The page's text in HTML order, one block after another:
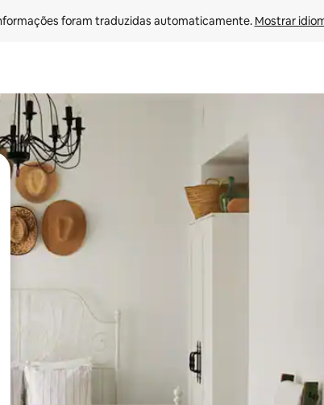
foram traduzidas automaticamente. Mostrar
as seta para cima e para baixo do teclado ou tocando